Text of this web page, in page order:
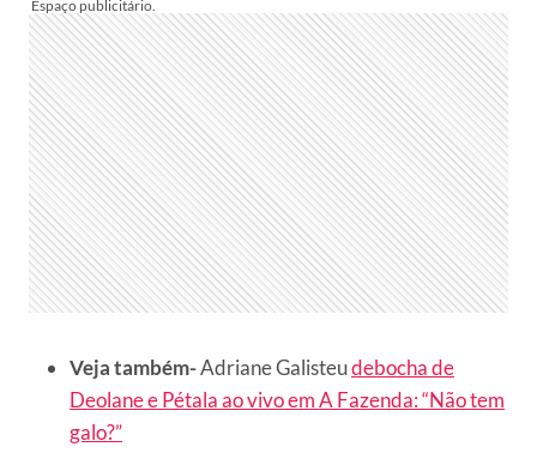
Veja também-Adriane Galisteudebocha de
Deolane e Pétala ao vivo em A Fazenda: “Não tem
galo?”